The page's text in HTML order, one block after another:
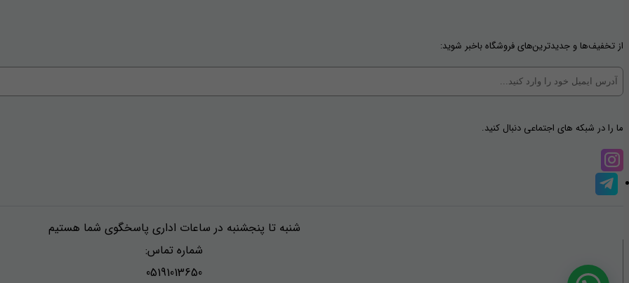
از تخفیف‌ها و جدیدترین‌های فروشگاه باخبر شوید:
ما را در شبکه های اجتماعی دنبال کنید.
شنبه تا پنجشنبه در ساعات اداری پاسخگوی شما هستیم
شماره تماس:
05191013650